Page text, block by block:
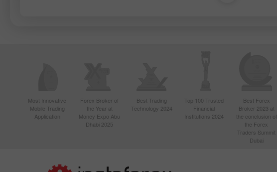
Most Innovative
Mobile Trading
Application
Forex Broker of
the Year at
Money Expo Abu
Dhabi 2025
Best Trading
Technology 2024
Top 100 Trusted
Financial
Institutions 2024
Best Forex
Broker 2023 at
the conclusion of
the Forex
Traders Summit
Dubai